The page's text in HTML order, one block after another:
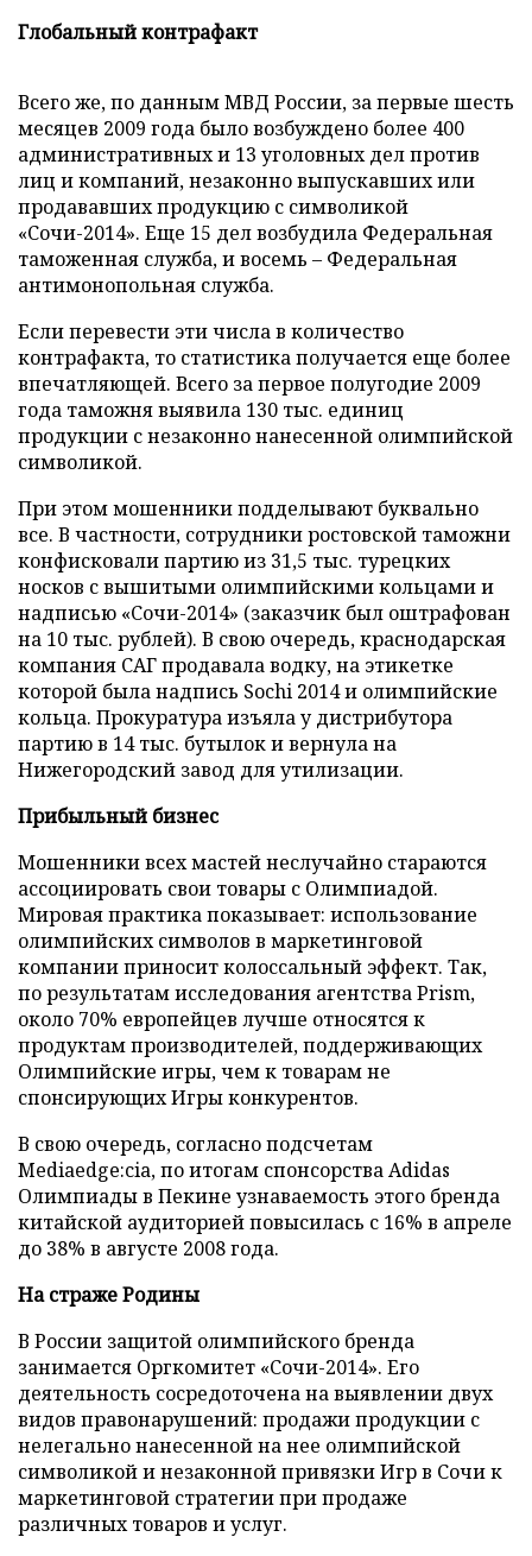
Глобальный контрафакт
Всего же, по данным МВД России, за первые шесть
месяцев 2009 года было возбуждено более 400
административных и 13 уголовных дел против
лиц и компаний, незаконно выпускавших или
продававших продукцию с символикой
«Сочи-2014». Еще 15 дел возбудила Федеральная
таможенная служба, и восемь – Федеральная
антимонопольная служба.
Если перевести эти числа в количество
контрафакта, то статистика получается еще более
впечатляющей. Всего за первое полугодие 2009
года таможня выявила 130 тыс. единиц
продукции с незаконно нанесенной олимпийской
символикой.
При этом мошенники подделывают буквально
все. В частности, сотрудники ростовской таможни
конфисковали партию из 31,5 тыс. турецких
носков с вышитыми олимпийскими кольцами и
надписью «Сочи-2014» (заказчик был оштрафован
на 10 тыс. рублей). В свою очередь, краснодарская
компания САГ продавала водку, на этикетке
которой была надпись Sochi 2014 и олимпийские
кольца. Прокуратура изъяла у дистрибутора
партию в 14 тыс. бутылок и вернула на
Нижегородский завод для утилизации.
Прибыльный бизнес
Мошенники всех мастей неслучайно стараются
ассоциировать свои товары с Олимпиадой.
Мировая практика показывает: использование
олимпийских символов в маркетинговой
компании приносит колоссальный эффект. Так,
по результатам исследования агентства Prism,
около 70% европейцев лучше относятся к
продуктам производителей, поддерживающих
Олимпийские игры, чем к товарам не
спонсирующих Игры конкурентов.
В свою очередь, согласно подсчетам
Mediaedge:cia, по итогам спонсорства Adidas
Олимпиады в Пекине узнаваемость этого бренда
китайской аудиторией повысилась с 16% в апреле
до 38% в августе 2008 года.
На страже Родины
В России защитой олимпийского бренда
занимается Оргкомитет «Сочи-2014». Его
деятельность сосредоточена на выявлении двух
видов правонарушений: продажи продукции с
нелегально нанесенной на нее олимпийской
символикой и незаконной привязки Игр в Сочи к
маркетинговой стратегии при продаже
различных товаров и услуг.